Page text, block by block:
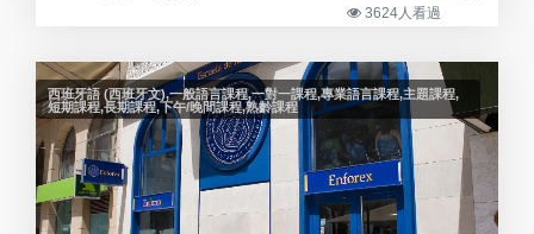
3624人看過
西班牙語 (西班牙文),一般語言課程,一對一課程,專業語言課程,主題課程,
短期課程,長期課程,下午/晚間課程,熟齡課程